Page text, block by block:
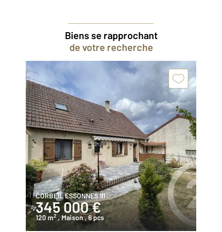
Biens se rapprochant
de votre recherche
CORBEIL ESSONNES 91
345 000 €
120 m2 , Maison, 6 pcs